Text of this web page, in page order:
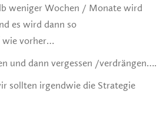
weniger Wochen / Monate wird
es wird dann so
wie vorher…
und dann vergessen /verdrängen….
sollten irgendwie die Strategie